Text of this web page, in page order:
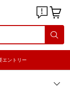
エントリー